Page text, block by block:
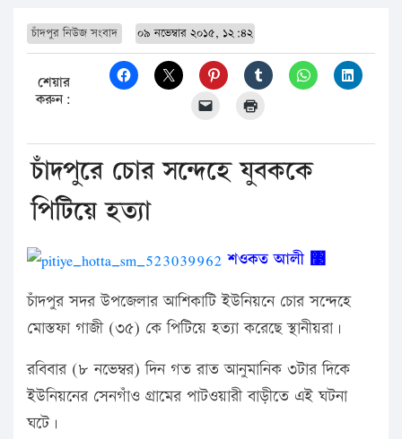
চাঁদপুর নিউজ সংবাদ ০৯ নভেম্বার ২০১৫, ১২:৪২
শেয়ার
করুন:
চাঁদপুরে চোর সন্দেহে যুবককে
পিটিয়ে হত্যা
শওকত আলী ঳
চাঁদপুর সদর উপজেলার আশিকাটি ইউনিয়নে চোর সন্দেহে
মোস্তফা গাজী (৩৫) কে পিটিয়ে হত্যা করেছে স্থানীয়রা।
রবিবার (৮ নভেম্বর) দিন গত রাত আনুমানিক ৩টার দিকে
ইউনিয়নের সেনগাঁও গ্রামের পাটওয়ারী বাড়ীতে এই ঘটনা
ঘটে।